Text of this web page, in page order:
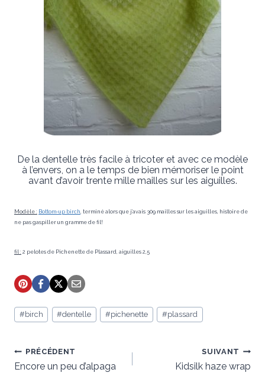
De la dentelle très facile à tricoter et avec ce modèle
à l’envers, on a le temps de bien mémoriser le point
avant d’avoir trente mille mailles sur les aiguilles.
Modèle : Bottom-up birch , terminé alors que j’avais 309 mailles sur les aiguilles, histoire de
ne pas gaspiller un gramme de fil!
fil : 2 pelotes de Pichenette de Plassard, aiguilles 2,5
Étiquettes
de
#birch #dentelle #pichenette #plassard
Navigation
de
PRÉCÉDENT
Encore un peu d’alpaga
SUIVANT
Kidsilk haze wrap